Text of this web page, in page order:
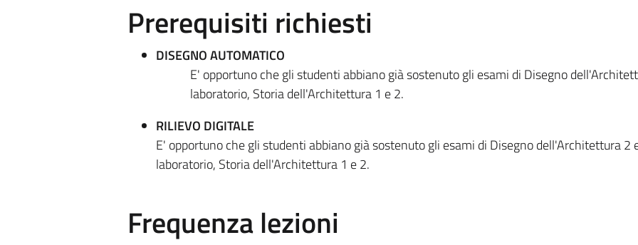
Prerequisiti richiesti
DISEGNO AUTOMATICO
E' opportuno che gli studenti abbiano già sostenuto gli esami di Disegno
laboratorio, Storia dell'Architettura 1 e 2.
RILIEVO DIGITALE
E' opportuno che gli studenti abbiano già sostenuto gli esami di Disegno dell'Architettura 2
laboratorio, Storia dell'Architettura 1 e 2.
Frequenza lezioni